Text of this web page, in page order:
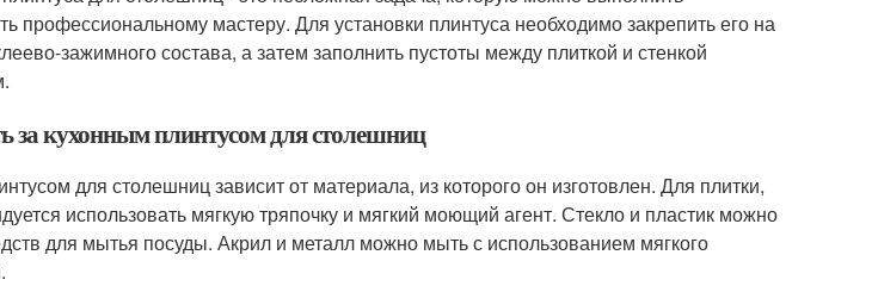
профессиональному мастеру. Для установки плинтуса необходимо закрепить его на
зажимного состава, а затем заполнить пустоты между плиткой и стенкой
за кухонным плинтусом для столешниц
для столешниц зависит от материала, из которого он изготовлен. Для плитки,
использовать мягкую тряпочку и мягкий моющий агент. Стекло и пластик можно
для мытья посуды. Акрил и металл можно мыть с использованием мягкого